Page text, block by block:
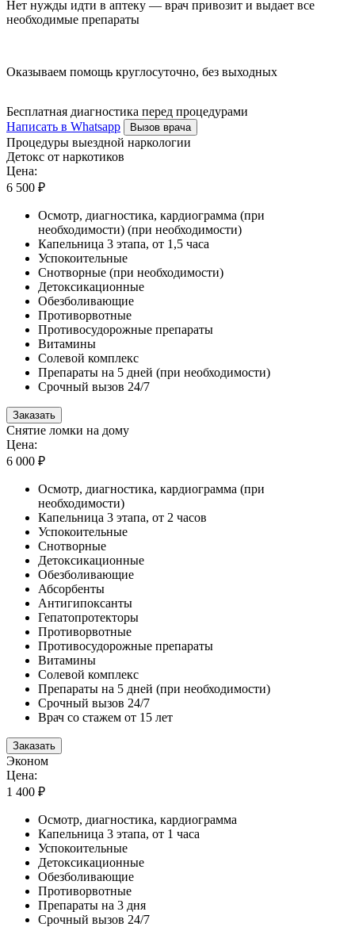
Нет нужды идти в аптеку — врач привозит и выдает все
необходимые препараты
Оказываем помощь круглосуточно, без выходных
Бесплатная диагностика перед процедурами
Написать в Whatsapp
Вызов врача
Процедуры выездной наркологии
Детокс от наркотиков
Цена:
6 500 ₽
Осмотр, диагностика, кардиограмма (при
необходимости) (при необходимости)
Капельница 3 этапа, от 1,5 часа
Успокоительные
Снотворные (при необходимости)
Детоксикационные
Обезболивающие
Противорвотные
Противосудорожные препараты
Витамины
Солевой комплекс
Препараты на 5 дней (при необходимости)
Срочный вызов 24/7
Заказать
Снятие ломки на дому
Цена:
6 000 ₽
Осмотр, диагностика, кардиограмма (при
необходимости)
Капельница 3 этапа, от 2 часов
Успокоительные
Снотворные
Детоксикационные
Обезболивающие
Абсорбенты
Антигипоксанты
Гепатопротекторы
Противорвотные
Противосудорожные препараты
Витамины
Солевой комплекс
Препараты на 5 дней (при необходимости)
Срочный вызов 24/7
Врач со стажем от 15 лет
Заказать
Эконом
Цена:
1 400 ₽
Осмотр, диагностика, кардиограмма
Капельница 3 этапа, от 1 часа
Успокоительные
Детоксикационные
Обезболивающие
Противорвотные
Препараты на 3 дня
Срочный вызов 24/7